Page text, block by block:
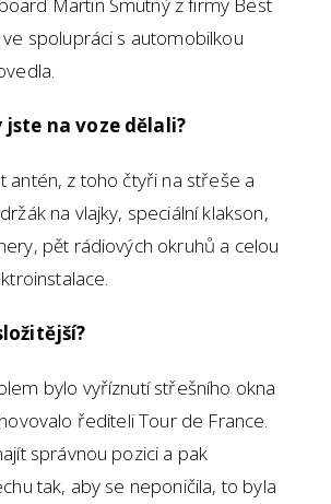
spolupráci s automobilkou
jste na voze dělali?
antén, z toho čtyři na střeše a
na vlajky, speciální klakson,
pět rádiových okruhů a celou
bylo vyříznutí střešního okna
řediteli Tour de France.
správnou pozici a pak
tak, aby se neponičila, to byla